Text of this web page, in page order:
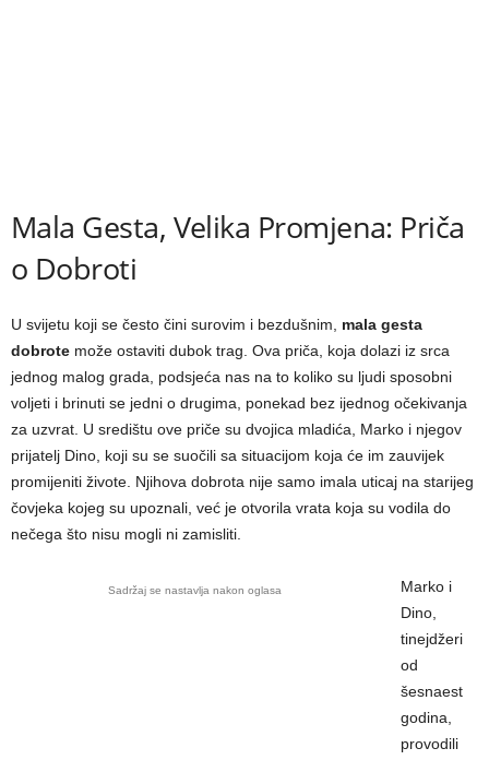
Mala Gesta, Velika Promjena: Priča
o Dobroti
U svijetu koji se često čini surovim i bezdušnim, mala gesta
dobrote može ostaviti dubok trag. Ova priča, koja dolazi iz srca
jednog malog grada, podsjeća nas na to koliko su ljudi sposobni
voljeti i brinuti se jedni o drugima, ponekad bez ijednog očekivanja
za uzvrat. U središtu ove priče su dvojica mladića, Marko i njegov
prijatelj Dino, koji su se suočili sa situacijom koja će im zauvijek
promijeniti živote. Njihova dobrota nije samo imala uticaj na starijeg
čovjeka kojeg su upoznali, već je otvorila vrata koja su vodila do
nečega što nisu mogli ni zamisliti.
Sadržaj se nastavlja nakon oglasa
Marko i
Dino,
tinejdžeri
od
šesnaest
godina,
provodili